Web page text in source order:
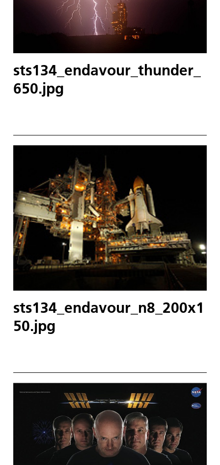
sts134_endavour_thunder_
650.jpg
sts134_endavour_n8_200x1
50.jpg